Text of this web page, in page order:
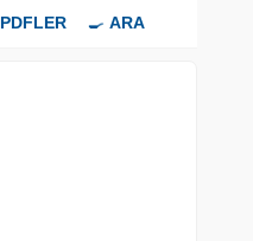
PDFLER 🍳 ARA